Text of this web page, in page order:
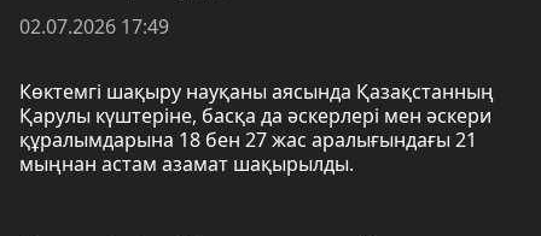
02.07.2026 17:49
Көктемгі шақыру науқаны аясында Қазақстанның
Қарулы күштеріне, басқа да әскерлері мен әскери
құралымдарына 18 бен 27 жас аралығындағы 21
мыңнан астам азамат шақырылды.